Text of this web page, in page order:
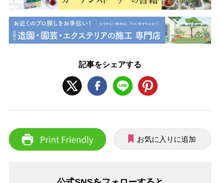
記事をシェアする
お気に入りに追加